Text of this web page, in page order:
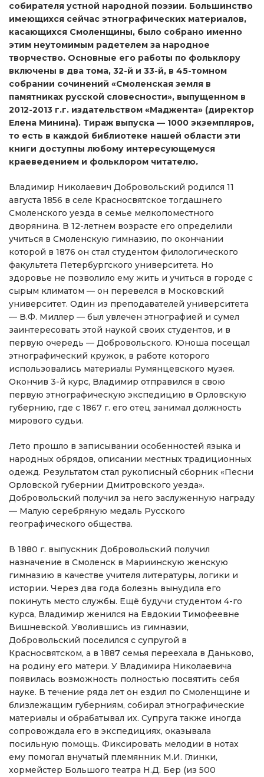
собирателя устной народной поэзии. Большинство
имеющихся сейчас этнографических материалов,
касающихся Смоленщины, было собрано именно
этим неутомимым радетелем за народное
творчество. Основные его работы по фольклору
включены в два тома, 32-й и 33-й, в 45-томном
собрании сочинений «Смоленская земля в
памятниках русской словесности», выпущенном в
2012-2013 г.г. издательством «Маджента» (директор
Елена Минина). Тираж выпуска — 1000 экземпляров,
то есть в каждой библиотеке нашей области эти
книги доступны любому интересующемуся
краеведением и фольклором читателю.
Владимир Николаевич Добровольский родился 11
августа 1856 в селе Красносвятское тогдашнего
Смоленского уезда в семье мелкопоместного
дворянина. В 12-летнем возрасте его определили
учиться в Смоленскую гимназию, по окончании
которой в 1876 он стал студентом филологического
факультета Петербургского университета. Но
здоровье не позволило ему жить и учиться в городе с
сырым климатом — он перевелся в Московский
университет. Один из преподавателей университета
— В.Ф. Миллер — был увлечен этнографией и сумел
заинтересовать этой наукой своих студентов, и в
первую очередь — Добровольского. Юноша посещал
этнографический кружок, в работе которого
использовались материалы Румянцевского музея.
Окончив 3-й курс, Владимир отправился в свою
первую этнографическую экспедицию в Орловскую
губернию, где с 1867 г. его отец занимал должность
мирового судьи.
Лето прошло в записывании особенностей языка и
народных обрядов, описании местных традиционных
одежд. Результатом стал рукописный сборник «Песни
Орловской губернии Дмитровского уезда».
Добровольский получил за него заслуженную награду
— Малую серебряную медаль Русского
географического общества.
В 1880 г. выпускник Добровольский получил
назначение в Смоленск в Мариинскую женскую
гимназию в качестве учителя литературы, логики и
истории. Через два года болезнь вынудила его
покинуть место службы. Ещё будучи студентом 4-го
курса, Владимир женился на Евдокии Тимофеевне
Вишневской. Уволившись из гимназии,
Добровольский поселился с супругой в
Красносвятском, а в 1887 семья переехала в Даньково,
на родину его матери. У Владимира Николаевича
появилась возможность полностью посвятить себя
науке. В течение ряда лет он ездил по Смоленщине и
близлежащим губерниям, собирал этнографические
материалы и обрабатывал их. Супруга также иногда
сопровождала его в экспедициях, оказывала
посильную помощь. Фиксировать мелодии в нотах
ему помогал внучатый племянник М.И. Глинки,
хормейстер Большого театра Н.Д. Бер (из 500